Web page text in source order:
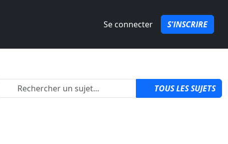
Se connecter S'INSCRIRE
2 TOUS LES SUJETS